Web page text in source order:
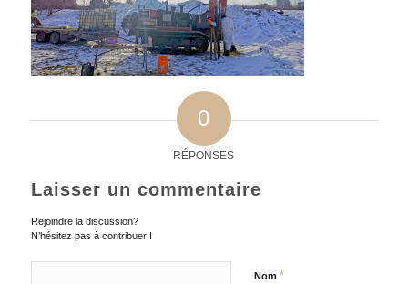
0
RÉPONSES
Laisser un commentaire
Rejoindre la discussion?
N’hésitez pas à contribuer !
Nom *